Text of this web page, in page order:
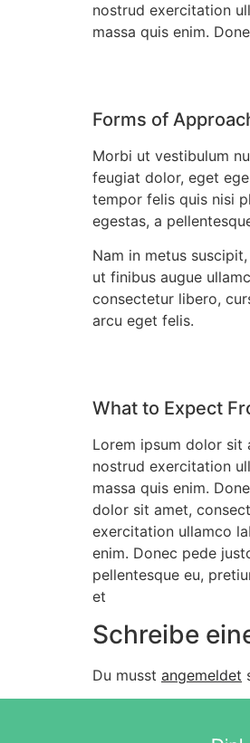
nostrud exercitation
massa quis enim.
Forms of
Morbi ut vestibulum
feugiat dolor, eget
tempor felis quis nisi
egestas, a
Nam in metus
ut finibus augue
consectetur libero,
arcu eget felis.
What to Expect
Lorem ipsum dolor sit
nostrud exercitation
massa quis enim.
dolor sit amet,
exercitation ullamco
enim. Donec pede
pellentesque eu,
et
Schreibe
Du musst angemeldet